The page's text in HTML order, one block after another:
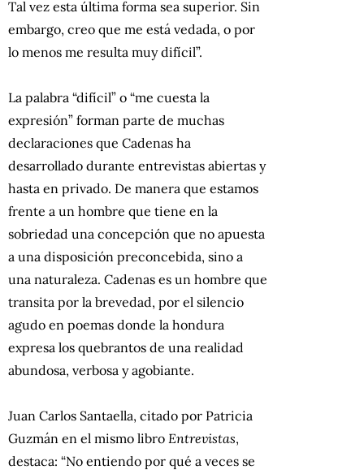
Tal vez esta última forma sea superior. Sin
embargo, creo que me está vedada, o por
lo menos me resulta muy difícil”.
La palabra “difícil” o “me cuesta la
expresión” forman parte de muchas
declaraciones que Cadenas ha
desarrollado durante entrevistas abiertas y
hasta en privado. De manera que estamos
frente a un hombre que tiene en la
sobriedad una concepción que no apuesta
a una disposición preconcebida, sino a
una naturaleza. Cadenas es un hombre que
transita por la brevedad, por el silencio
agudo en poemas donde la hondura
expresa los quebrantos de una realidad
abundosa, verbosa y agobiante.
Juan Carlos Santaella, citado por Patricia
Guzmán en el mismo libro Entrevistas,
destaca: “No entiendo por qué a veces se